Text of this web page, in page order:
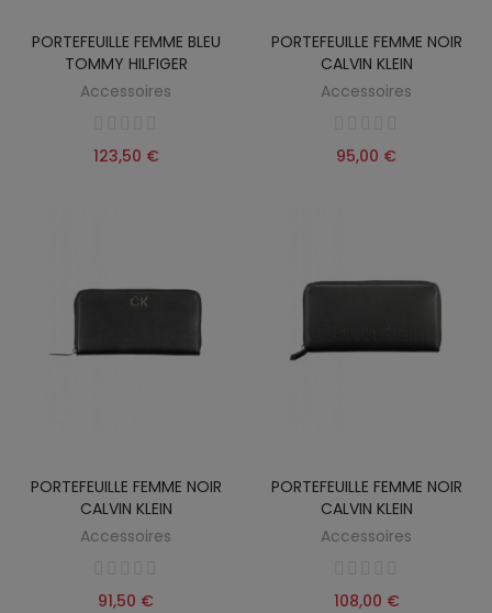
PORTEFEUILLE FEMME BLEU
TOMMY HILFIGER
Accessoires
123,50 €
PORTEFEUILLE FEMME NOIR
CALVIN KLEIN
Accessoires
95,00 €
PORTEFEUILLE FEMME NOIR
CALVIN KLEIN
Accessoires
91,50 €
PORTEFEUILLE FEMME NOIR
CALVIN KLEIN
Accessoires
108,00 €